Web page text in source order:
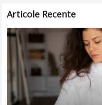
Articole Recente